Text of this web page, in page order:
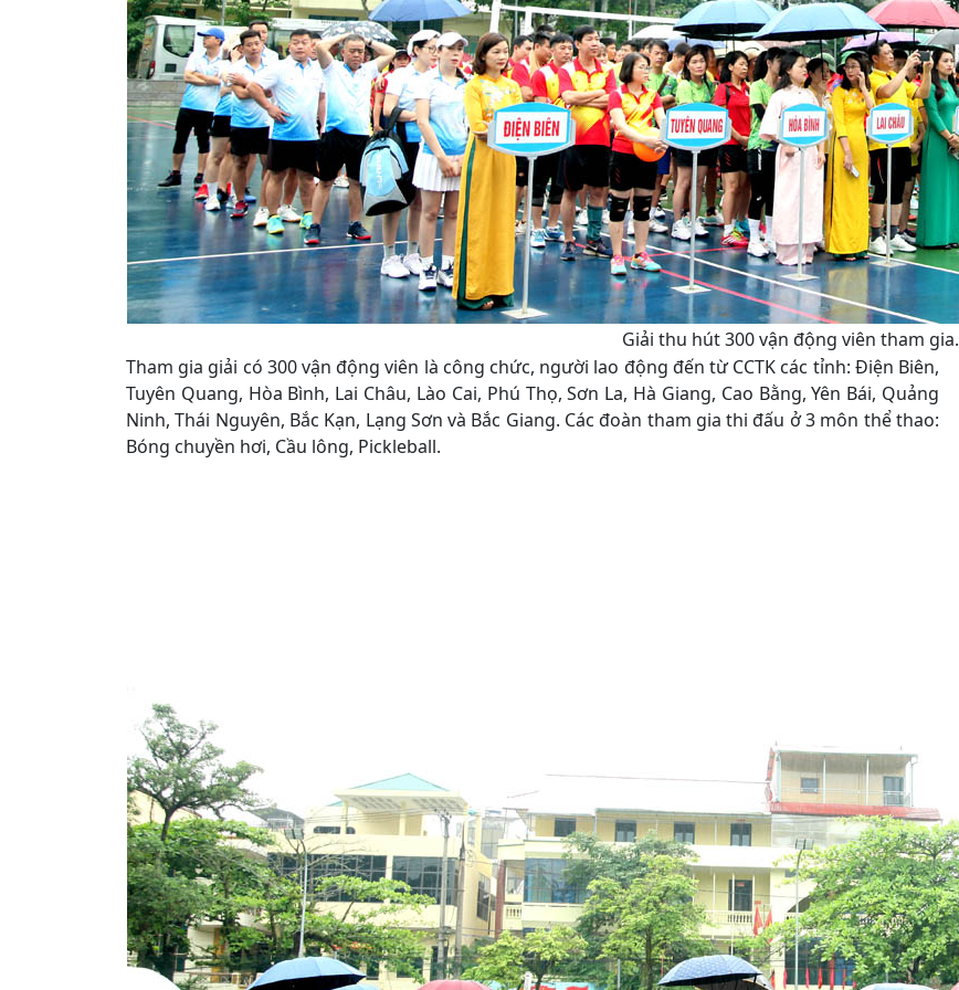
Giải thu hút 300 vận động viên tham gia.
Tham gia giải có 300 vận động viên là công chức, người lao động đến từ CCTK các tỉnh: Điện Biên,
Tuyên Quang, Hòa Bình, Lai Châu, Lào Cai, Phú Thọ, Sơn La, Hà Giang, Cao Bằng, Yên Bái, Quảng
Ninh, Thái Nguyên, Bắc Kạn, Lạng Sơn và Bắc Giang. Các đoàn tham gia thi đấu ở 3 môn thể thao:
Bóng chuyền hơi, Cầu lông, Pickleball.